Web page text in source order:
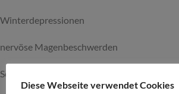
Winterdepressionen
nervöse Magenbeschwerden
Schlafstörungen
Diese Webseite verwendet Cookies